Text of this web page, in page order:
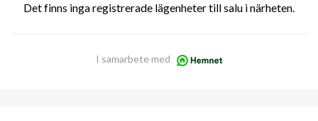
Det finns inga registrerade lägenheter till salu i närheten.
I samarbete med